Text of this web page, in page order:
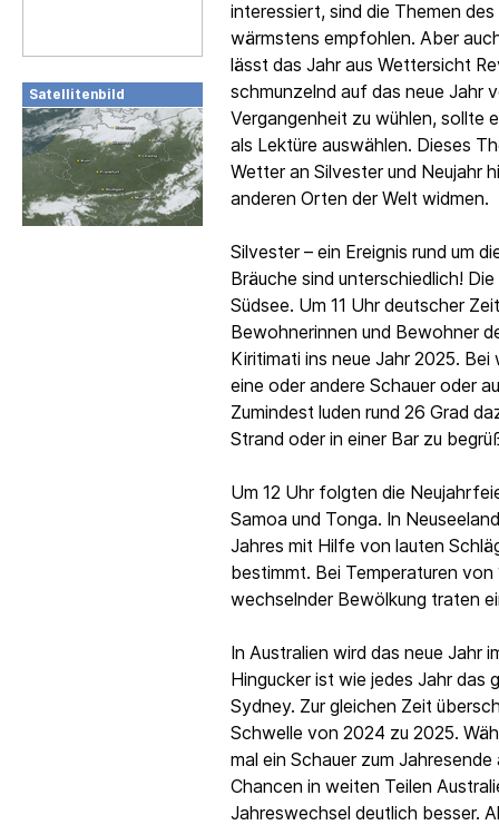
Satellitenbild
interessiert, sind die Themen
wärmstens empfohlen. Aber
lässt das Jahr aus Wettersicht
schmunzelnd auf das neue Jahr
Vergangenheit zu wühlen, sollte
als Lektüre auswählen. Dieses
Wetter an Silvester und Neujahr
anderen Orten der Welt widmen.
Silvester – ein Ereignis rund um
Bräuche sind unterschiedlich!
Südsee. Um 11 Uhr deutscher
Bewohnerinnen und Bewohner
Kiritimati ins neue Jahr 2025.
eine oder andere Schauer oder
Zumindest luden rund 26 Grad
Strand oder in einer Bar zu
Um 12 Uhr folgten die
Samoa und Tonga. In
Jahres mit Hilfe von lauten
bestimmt. Bei Temperaturen von
wechselnder Bewölkung traten
In Australien wird das neue Jahr
Hingucker ist wie jedes Jahr das
Sydney. Zur gleichen Zeit
Schwelle von 2024 zu 2025.
mal ein Schauer zum
Chancen in weiten Teilen
Jahreswechsel deutlich besser.